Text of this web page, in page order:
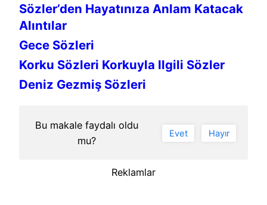
Sözler’den Hayatınıza Anlam Katacak
Alıntılar
Gece Sözleri
Korku Sözleri Korkuyla Ilgili Sözler
Deniz Gezmiş Sözleri
Bu makale faydalı oldu
mu?
Evet Hayır
Reklamlar